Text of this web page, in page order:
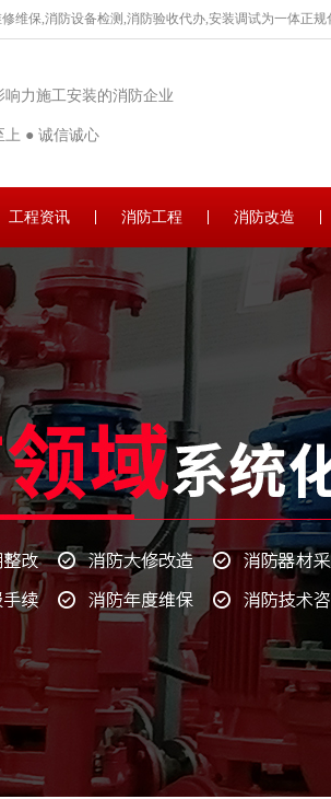
维保,消防设备检测,消防验收代办,安装调试为一体正规
响力施工安装的消防企业
上 ● 诚信诚心
工程资讯 消防工程 消防改造